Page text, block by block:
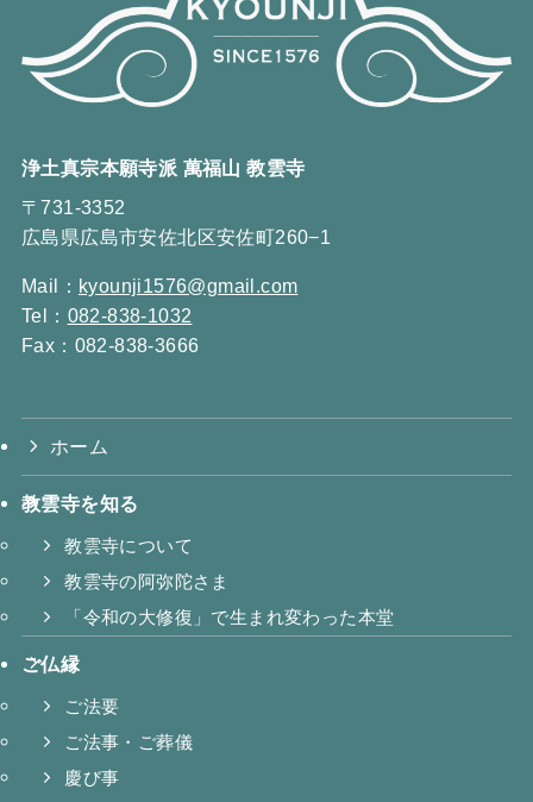
浄土真宗本願寺派 萬福山 教雲寺
〒731-3352
広島県広島市安佐北区安佐町260−1
Mail： kyounji1576@gmail.com
Tel： 082-838-1032
Fax：082-838-3666
ホーム
教雲寺を知る
教雲寺について
教雲寺の阿弥陀さま
「令和の大修復」で生まれ変わった本堂
ご仏縁
ご法要
ご法事・ご葬儀
慶び事